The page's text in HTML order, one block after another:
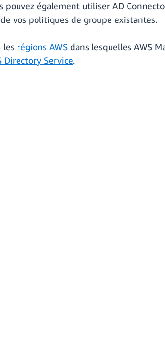
pouvez également utiliser AD
vos politiques de groupe existantes.
les régions AWS dans lesquelles AWS
Directory Service.